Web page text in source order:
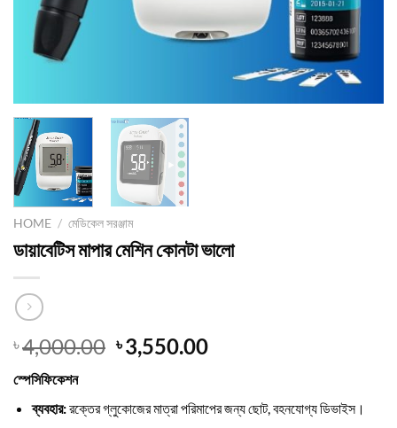
HOME / মেডিকেল সরঞ্জাম
ডায়াবেটিস মাপার মেশিন কোনটা ভালো
৳4,000.00 Original
price
৳ 4,000.00.
৳3,550.00Current
৳ 3,550.00.
স্পেসিফিকেশন
ব্যবহার:রক্তের গ্লুকোজের মাত্রা পরিমাপের জন্য ছোট, বহনযোগ্য ডিভাইস।